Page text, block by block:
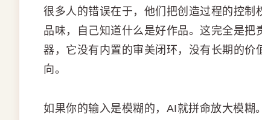
很多人的错误在于，他们把创造过程的控
品味，自己知道什么是好作品。这完全是
器，它没有内置的审美闭环，没有长期的
向。
如果你的输入是模糊的，AI就拼命放大模